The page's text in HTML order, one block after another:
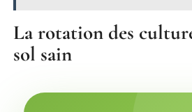
La rotation des
sol sain